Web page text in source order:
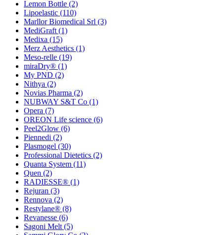
Lemon Bottle (2)
Lipoelastic (110)
Marllor Biomedical Srl (3)
MediGraft (1)
Medixa (15)
Merz Aesthetics (1)
Meso-relle (19)
miraDry® (1)
My PND (2)
Nithya (2)
Novias Pharma (2)
NUBWAY S&T Co (1)
Opera (7)
OREON Life science (6)
Peel2Glow (6)
Piennedi (2)
Plasmogel (30)
Professional Dietetics (2)
Quanta System (11)
Quen (2)
RADIESSE® (1)
Rejuran (3)
Rennova (2)
Restylane® (8)
Revanesse (6)
Sagoni Melt (5)